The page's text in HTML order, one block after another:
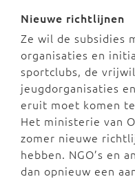
Nieuwe richtlijnen
Ze wil de subsidies
organisaties en
sportclubs, de
jeugdorganisaties
eruit moet komen
Het ministerie van
zomer nieuwe
hebben. NGO’s en
dan opnieuw een